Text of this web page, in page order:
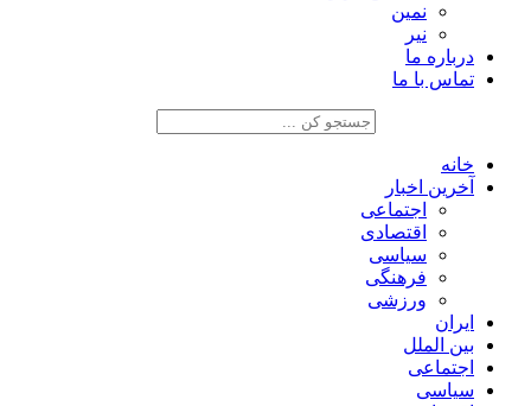
نمین
نیر
درباره ما
تماس با ما
خانه
آخرین اخبار
اجتماعی
اقتصادی
سیاسی
فرهنگی
ورزشی
ایران
بین الملل
اجتماعی
سیاسی